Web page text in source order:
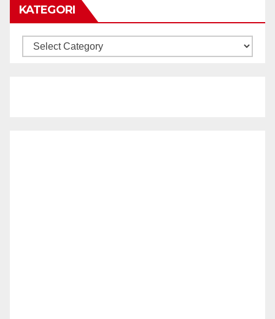
KATEGORI
KATEGORI